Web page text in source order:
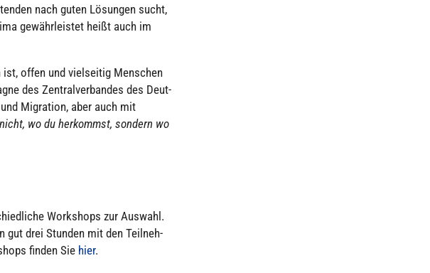
nach guten Lösungen sucht,
gewähr­leis­tet heißt auch im
offen und viel­sei­tig Menschen
des Zen­tral­ver­ban­des des Deut­
Migra­tion, aber auch mit
wo du her­kommst, sondern wo
Work­shops zur Auswahl.
gut drei Stunden mit den Teil­neh­
finden Sie hier.